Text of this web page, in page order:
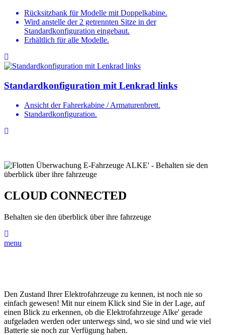
Rücksitzbank für Modelle mit Doppelkabine.
Wird anstelle der 2 getrennten Sitze in der
Standardkonfiguration eingebaut.
Erhältlich für alle Modelle.
Standardkonfiguration mit Lenkrad links
Ansicht der Fahrerkabine / Armaturenbrett.
Standardkonfiguration.
CLOUD CONNECTED
Behalten sie den überblick über ihre fahrzeuge
menu
Den Zustand Ihrer Elektrofahrzeuge zu kennen, ist noch nie so
einfach gewesen! Mit nur einem Klick sind Sie in der Lage, auf
einen Blick zu erkennen, ob die Elektrofahrzeuge Alke' gerade
aufgeladen werden oder unterwegs sind, wo sie sind und wie viel
Batterie sie noch zur Verfügung haben.